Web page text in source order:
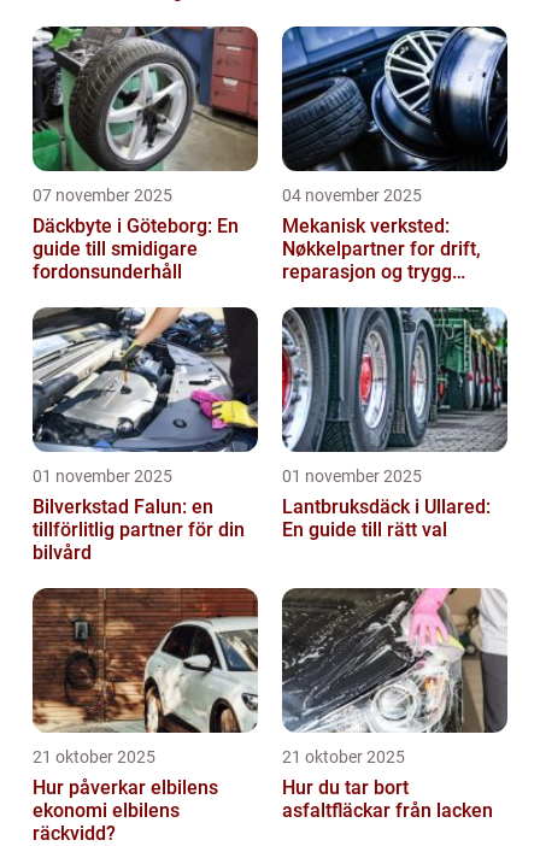
07 november 2025
Däckbyte i Göteborg: En
guide till smidigare
fordonsunderhåll
04 november 2025
Mekanisk verksted:
Nøkkelpartner for drift,
reparasjon og trygg
01 november 2025
Bilverkstad Falun: en
tillförlitlig partner för din
bilvård
01 november 2025
Lantbruksdäck i Ullared:
En guide till rätt val
21 oktober 2025
Hur påverkar elbilens
ekonomi elbilens
räckvidd?
21 oktober 2025
Hur du tar bort
asfaltfläckar från lacken